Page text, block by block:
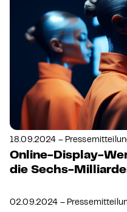
18.09.2024 –
Online-Display-
die Sechs-
02.09.2024 –